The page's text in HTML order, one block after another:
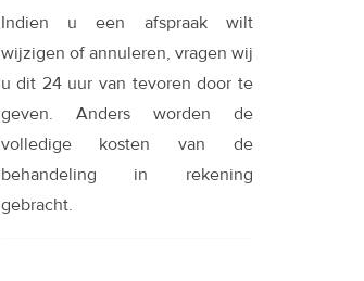
Indien u een afspraak wilt
wijzigen of annuleren, vragen wij
u dit 24 uur van tevoren door te
geven. Anders worden de
volledige kosten van de
behandeling in rekening
gebracht.